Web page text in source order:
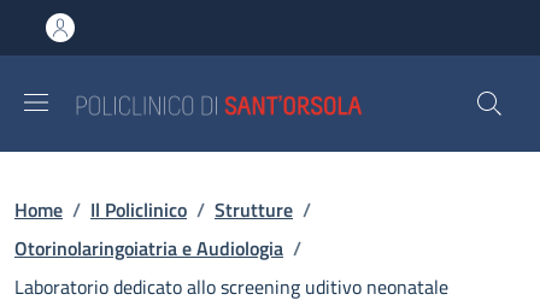
al contenuto principale
to footer content
Briciole di pane
Home / Il Policlinico / Strutture /
Otorinolaringoiatria e Audiologia /
Laboratorio dedicato allo screening uditivo neonatale